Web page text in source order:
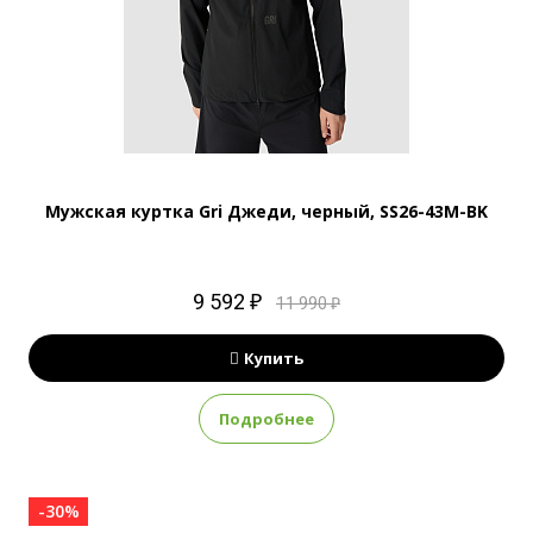
Мужская куртка Gri Джеди, черный, SS26-43M-BK
9 592 ₽ 11 990 ₽
Купить
Подробнее
-30%